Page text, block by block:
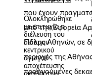
Ολοκληρώθηκε
με επιτυχία η
διέλευση του
δίδυμου
κεντρικού
αγωγού
αποχέτευσης
που έχουν
από την Εφορεία
Πόλης Αθηνών, σε
περιοχές της
προηγούμενες